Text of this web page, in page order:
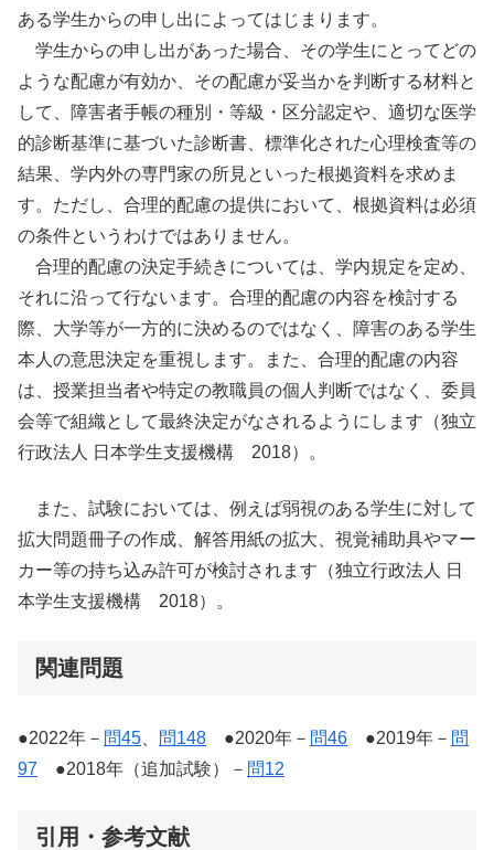
ある学生からの申し出によってはじまります。
学生からの申し出があった場合、その学生にとってどの
ような配慮が有効か、その配慮が妥当かを判断する材料と
して、障害者手帳の種別・等級・区分認定や、適切な医学
的診断基準に基づいた診断書、標準化された心理検査等の
結果、学内外の専門家の所見といった根拠資料を求めま
す。ただし、合理的配慮の提供において、根拠資料は必須
の条件というわけではありません。
合理的配慮の決定手続きについては、学内規定を定め、
それに沿って行ないます。合理的配慮の内容を検討する
際、大学等が一方的に決めるのではなく、障害のある学生
本人の意思決定を重視します。また、合理的配慮の内容
は、授業担当者や特定の教職員の個人判断ではなく、委員
会等で組織として最終決定がなされるようにします（独立
行政法人 日本学生支援機構 2018）。
また、試験においては、例えば弱視のある学生に対して
拡大問題冊子の作成、解答用紙の拡大、視覚補助具やマー
カー等の持ち込み許可が検討されます（独立行政法人 日
本学生支援機構 2018）。
関連問題
●2022年－ 問45、 問148 ●2020年－ 問46 ●2019年－ 問
97 ●2018年（追加試験）－ 問12
引用・参考文献